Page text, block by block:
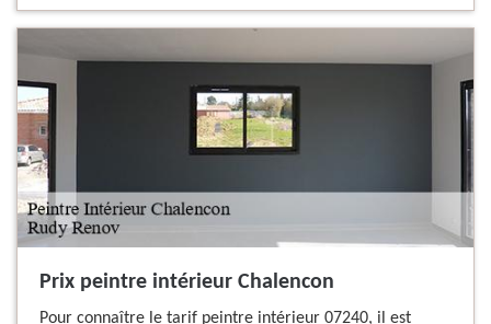
Prix peintre intérieur Chalencon
Pour connaître le tarif peintre intérieur 07240, il est